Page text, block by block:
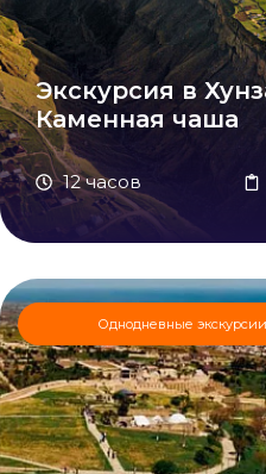
Экскурсия в
Каменная чаша
12 часов
Однодневные экскурсии